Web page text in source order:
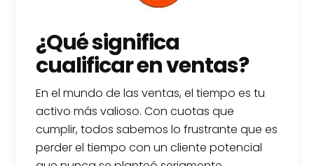
¿Qué significa
cualificar en ventas?
En el mundo de las ventas, el tiempo es tu
activo más valioso. Con cuotas que
cumplir, todos sabemos lo frustrante que es
perder el tiempo con un cliente potencial